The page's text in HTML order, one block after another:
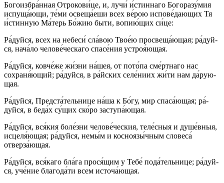
Бо­го­из­бра́н­ная От­ро­ко­ви́­це, и, лучи́ и́с­тин­на­го Богоразу́мия
испуща́ющи, те́ми освеща́еши всех ве́­рою ис­по­ве́­даю­щих Тя
и́стинную Ма́­терь Бо́­жию бы­ти, во­пию́­щих си́­це:
Ра́­дуй­ся, всех на не­бе­си́ сла́­вою Твое́ю про­све­ща́ю­щая; ра́­дуй­
ся, на­ча́­ло че­ло­ве́­чес­ка­го спа­се́­ния устроя́ющая.
Ра́­дуй­ся, ковче́же жи́з­ни на́шея, от по­то́­па сме́ртнаго нас
сохраня́ющий; ра́­дуй­ся, в ра́йс­ких селе́ниих жи́ти нам да́­рую­
щая.
Ра́­дуй­ся, Предста́тельнице на́­ша к Бо́­гу, мир спа­са́ю­щая; ра́­
дуй­ся, в бе­да́х су́­щих ско́ро заступа́ющая.
Ра́­дуй­ся, вся́­кия бо­ле́з­ни челове́ческия, те­ле́с­ныя и ду­ше́в­ныя,
исцеля́ющая; ра́­дуй­ся, немы́м и косноязы́чным словеса́
отверза́ющая.
Ра́­дуй­ся, вся́­ка­го бла́га про­ся́­щим у Те­бе́ пода́тельнице; ра́­дуй­
ся, уче́ние бла­го­да́­ти всем ис­то­ча́ю­щая.